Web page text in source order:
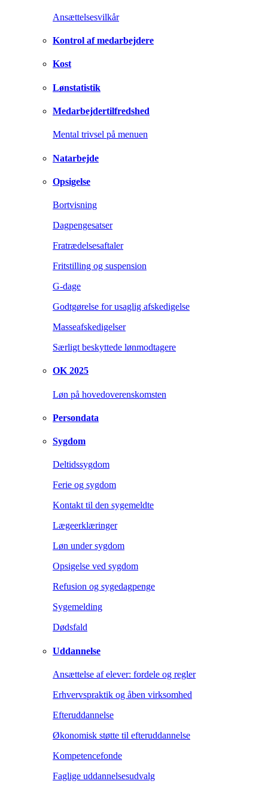
Ansættelsesvilkår
Kontrol af medarbejdere
Kost
Lønstatistik
Medarbejdertilfredshed
Mental trivsel på menuen
Natarbejde
Opsigelse
Bortvisning
Dagpengesatser
Fratrædelsesaftaler
Fritstilling og suspension
G-dage
Godtgørelse for usaglig afskedigelse
Masseafskedigelser
Særligt beskyttede lønmodtagere
OK 2025
Løn på hovedoverenskomsten
Persondata
Sygdom
Deltidssygdom
Ferie og sygdom
Kontakt til den sygemeldte
Lægeerklæringer
Løn under sygdom
Opsigelse ved sygdom
Refusion og sygedagpenge
Sygemelding
Dødsfald
Uddannelse
Ansættelse af elever: fordele og regler
Erhvervspraktik og åben virksomhed
Efteruddannelse
Økonomisk støtte til efteruddannelse
Kompetencefonde
Faglige uddannelsesudvalg